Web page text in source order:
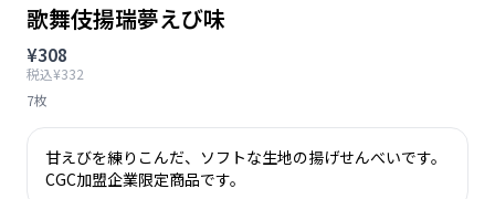
歌舞伎揚瑞夢えび味
¥308
税込¥332
7枚
甘えびを練りこんだ、ソフトな生地の揚げせんべいです。
CGC加盟企業限定商品です。